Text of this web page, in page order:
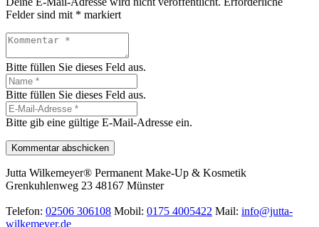
Felder sind mit * markiert
Bitte füllen Sie dieses Feld aus.
Bitte füllen Sie dieses Feld aus.
Bitte gib eine gültige E-Mail-Adresse ein.
Kommentar abschicken
Jutta Wilkemeyer® Permanent Make-Up & Kosmetik
Grenkuhlenweg 23 48167 Münster
Telefon: 02506 306108 Mobil: 0175 4005422 Mail: info@jutta-
wilkemeyer.de